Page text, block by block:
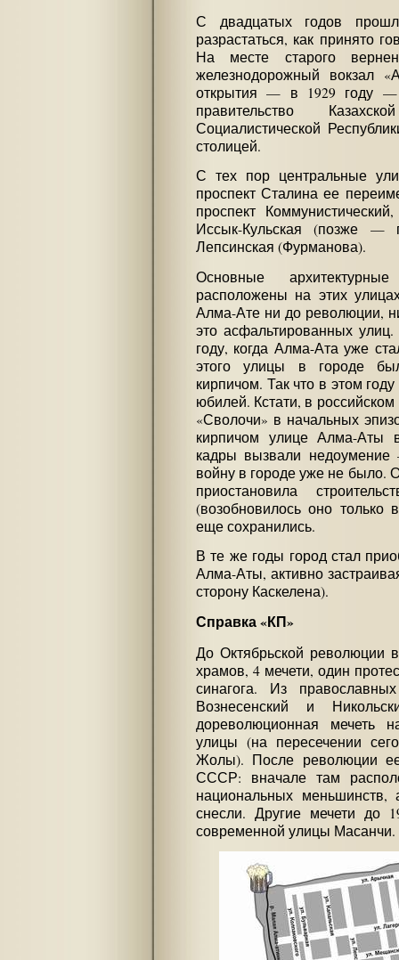
С двадцатых годов
разрастаться, как принято
На месте старого
железнодорожный вокзал
открытия — в 1929 году
правительство
Социалистической
столицей.
С тех пор центральные
проспект Сталина ее
проспект
Иссык-Кульская (позже —
Лепсинская (Фурманова).
Основные
расположены на этих
Алма-Ате ни до революции,
это асфальтированных
году, когда Алма-Ата уже
этого улицы в городе
кирпичом. Так что в этом
юбилей. Кстати, в
«Сволочи» в начальных
кирпичом улице Алма-Аты
кадры вызвали недоумение
войну в городе уже не было.
приостановила
(возобновилось оно только
еще сохранились.
В те же годы город стал
Алма-Аты, активно
сторону Каскелена).
Справка «КП»
До Октябрьской революции
храмов, 4 мечети, один
синагога. Из
Вознесенский и
дореволюционная мечеть
улицы (на пересечении
Жолы). После революции ее
СССР: вначале там
национальных
снесли. Другие мечети до
современной улицы Масанчи.